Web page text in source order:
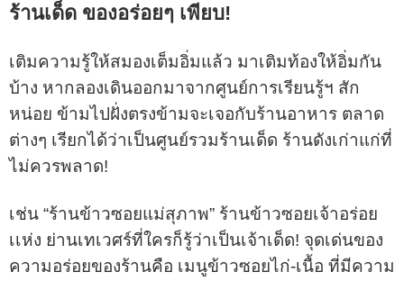
ร้านเด็ด ของอร่อยๆ เพียบ!
เติมความรู้ให้สมองเต็มอิ่มแล้ว มาเติมท้องให้อิ่มกัน
บ้าง หากลองเดินออกมาจากศูนย์การเรียนรู้ฯ สัก
หน่อย ข้ามไปฝั่งตรงข้ามจะเจอกับร้านอาหาร ตลาด
ต่างๆ เรียกได้ว่าเป็นศูนย์รวมร้านเด็ด ร้านดังเก่าแก่ที่
ไม่ควรพลาด!
เช่น “ร้านข้าวซอยแม่สุภาพ” ร้านข้าวซอยเจ้าอร่อย
เเห่ง ย่านเทเวศร์ที่ใครก็รู้ว่าเป็นเจ้าเด็ด! จุดเด่นของ
ความอร่อยของร้านคือ เมนูข้าวซอยไก่-เนื้อ ที่มีความ